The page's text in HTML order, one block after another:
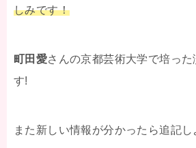
しみです！
町田愛さんの京都芸術大学で培っ
す!
また新しい情報が分かったら追記し